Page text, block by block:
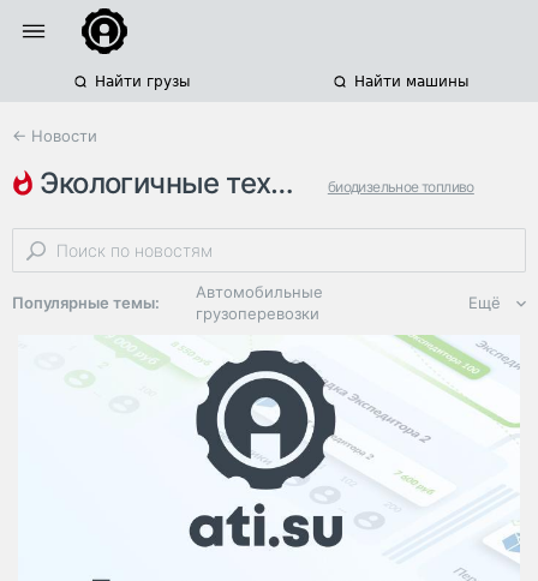
Найти грузы Найти машины
← Новости
экологичные технологии биодизельное топливо
европа производство топлива
Популярные темы:
Автомобильные
грузоперевозки
Региональная
логистика
ЭДО, ИТ в
логистике
Дороги,
инфраструктура
Логистика, грузы
Ещё